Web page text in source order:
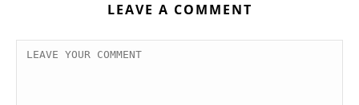
LEAVE A COMMENT